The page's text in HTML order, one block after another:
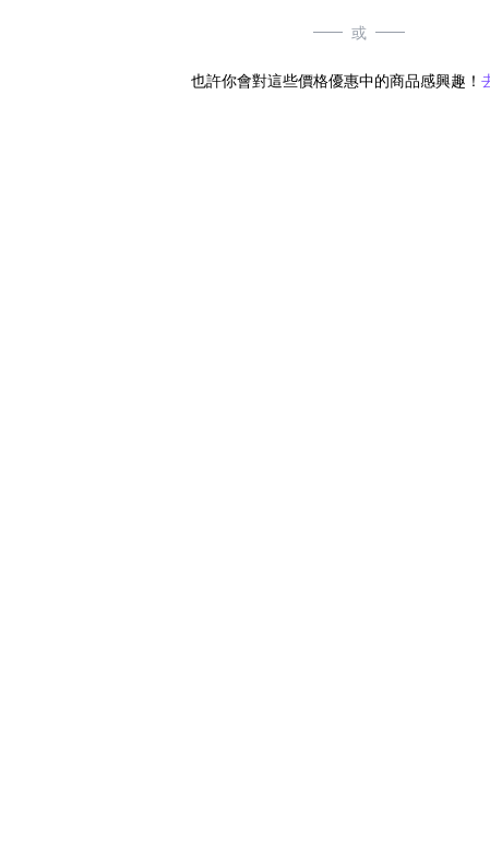
或
也許你會對這些價格優惠中的商品感興趣！